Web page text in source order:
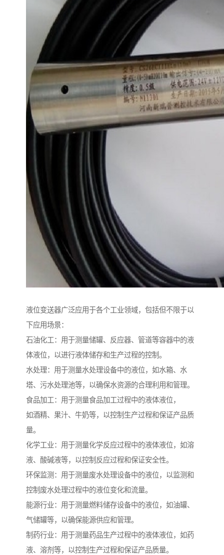
液位变送器广泛应用于各个工业领域，包括但不限于以
下应用场景：
石油化工：用于测量储罐、反应器、管道等容器中的液
体液位，以进行液体储存和生产过程的控制。
水处理：用于测量水处理设备中的液位，如水箱、水
塔、污水处理池等，以确保水资源的合理利用和管理。
食品加工：用于测量食品加工过程中的液体液位，
如酒精、果汁、牛奶等，以控制生产过程和保证产品质
量。
化学工业：用于测量化学反应过程中的液体液位，如溶
液、酸碱液等，以控制反应过程和保证安全性。
环保监测：用于测量废水处理设备中的液位，以监测和
控制废水处理过程中的液位变化和流量。
能源行业：用于测量燃料储存设备中的液位，如油罐、
气储罐等，以确保能源供应和管理。
制药行业：用于测量药品生产过程中的液体液位，如药
液、溶剂等，以控制生产过程和保证产品质量。